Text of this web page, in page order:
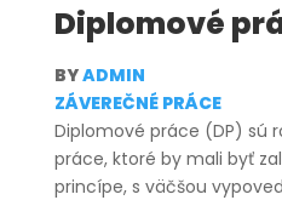
Diplomové
BYADMIN
ZÁVEREČNÉ PRÁCE
Diplomové práce (DP) sú
práce, ktoré by mali byť
princípe, s väčšou